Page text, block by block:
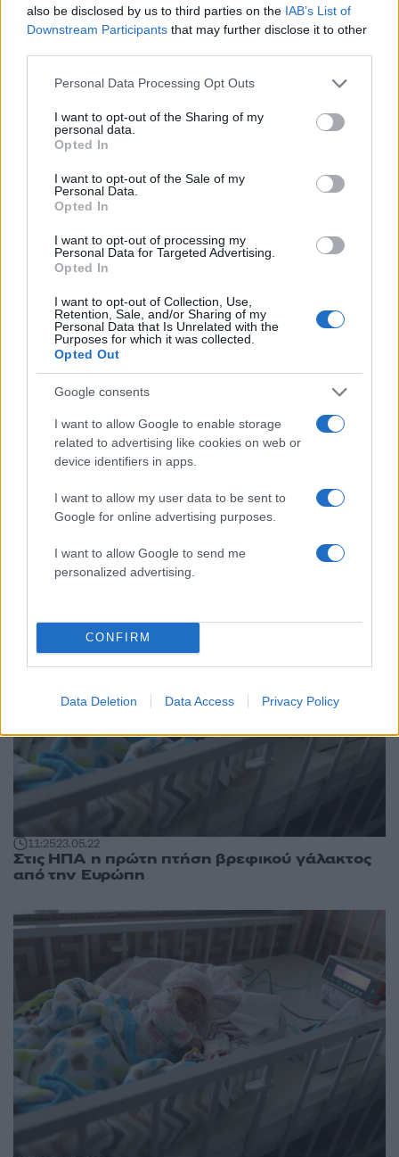
also be disclosed by us to third parties on the IAB’s List of
Downstream Participants that may further disclose it to other
Please note that this website/app uses one or more Google
not limited to your visit or usage behaviour. You may click to
grant or deny consent to Google and its third-party tags to
use your data for below specified purposes in below Google
consent section.
Personal Data Processing Opt Outs
I want to opt-out of the Sharing of my
personal data.
Opted In
I want to opt-out of the Sale of my
Personal Data.
Opted In
I want to opt-out of processing my
Personal Data for Targeted Advertising.
Opted In
I want to opt-out of Collection, Use,
Retention, Sale, and/or Sharing of my
Personal Data that Is Unrelated with the
Purposes for which it was collected.
Opted Out
Google consents
I want to allow Google to enable storage
related to advertising like cookies on web or
device identifiers in apps.
I want to allow my user data to be sent to
Google for online advertising purposes.
I want to allow Google to send me
personalized advertising.
CONFIRM
Data Deletion Data Access Privacy Policy
ΗΠΑ: Ανοίγει και πάλι το εργοστάσιο βρεφικού
γάλακτος μετά το λουκέτο για βακτήρια σε
παρτίδες
15:36 03.06.22
Λευκορωσία: Ο Λουκασένκο προσφέρθηκε να
αντιμετωπίζουν ελλείψεις
11:2523.05.22
Στις ΗΠΑ η πρώτη πτήση βρεφικού γάλακτος
από την Ευρώπη